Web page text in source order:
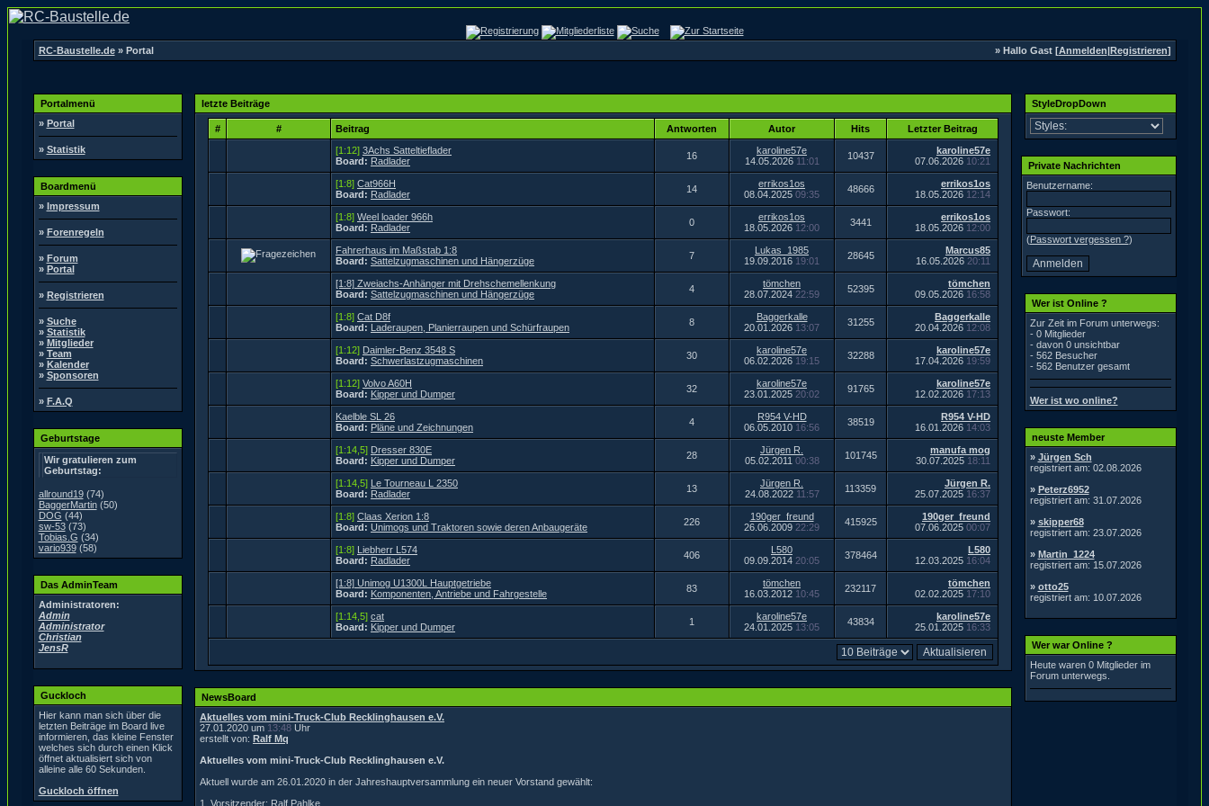
RC-Baustelle.de» Portal » Hallo Gast [Anmelden|Registrieren]
Portalmenü
» Portal
» Statistik
Boardmenü
» Impressum
» Forenregeln
» Forum
» Portal
» Registrieren
» Suche
» Statistik
» Mitglieder
» Team
» Kalender
» Sponsoren
» F.A.Q
Geburtstage
Wir gratulieren zum
Geburtstag:
allround19(74)
BaggerMartin(50)
DOG (44)
sw-53(73)
Tobias.G (34)
vario939(58)
Das AdminTeam
Administratoren:
Admin
Administrator
Christian
JensR
Guckloch
Hier kann man sich über die
letzten Beiträge im Board live
informieren, das kleine Fenster
welches sich durch einen Klick
öffnet aktualisiert sich von
alleine alle 60 Sekunden.
Guckloch öffnen
letzte Beiträge
# # Beitrag Antworten Autor Hits
Letzter Beitrag
[1:12] 3Achs Satteltieflader
Board: Radlader 16
karoline57e
14.05.2026 11:01 10437
karoline57e
07.06.2026 10:21
[1:8] Cat966H
Board: Radlader 14
errikos1os
08.04.2025 09:35 48666
errikos1os
18.05.2026 12:14
[1:8] Weel loader 966h
Board: Radlader 0
errikos1os
18.05.2026 12:00 3441
errikos1os
18.05.2026 12:00
Fahrerhaus im Maßstab 1:8
Board: Sattelzugmaschinen und Hängerzüge 7
Lukas_1985
19.09.2016 19:01 28645
Marcus85
16.05.2026 20:11
[1:8] Zweiachs-Anhänger mit Drehschemellenkung
Board: Sattelzugmaschinen und Hängerzüge 4
tömchen
28.07.2024 22:59 52395
tömchen
09.05.2026 16:58
[1:8] Cat D8f
Board: Laderaupen, Planierraupen und Schürfraupen 8
Baggerkalle
20.01.2026 13:07 31255
Baggerkalle
20.04.2026 12:08
[1:12] Daimler-Benz 3548 S
Board: Schwerlastzugmaschinen 30
karoline57e
06.02.2026 19:15 32288
karoline57e
17.04.2026 19:59
[1:12] Volvo A60H
Board: Kipper und Dumper 32
karoline57e
23.01.2025 20:02 91765
karoline57e
12.02.2026 17:13
Kaelble SL 26
Board: Pläne und Zeichnungen 4
R954 V-HD
06.05.2010 16:56 38519
R954 V-HD
16.01.2026 14:03
[1:14,5] Dresser 830E
Board: Kipper und Dumper 28
Jürgen R.
05.02.2011 00:38 101745
manufa mog
30.07.2025 18:11
[1:14,5] Le Tourneau L 2350
Board: Radlader 13
Jürgen R.
24.08.2022 11:57 113359
Jürgen R.
25.07.2025 16:37
[1:8] Claas Xerion 1:8
Board: Unimogs und Traktoren sowie deren Anbaugeräte 226
190ger_freund
26.06.2009 22:29 415925
190ger_freund
07.06.2025 00:07
[1:8] Liebherr L574
Board: Radlader 406
L580
09.09.2014 20:05 378464
L580
12.03.2025 16:04
[1:8] Unimog U1300L Hauptgetriebe
Board: Komponenten, Antriebe und Fahrgestelle 83
tömchen
16.03.2012 10:45 232117
tömchen
02.02.2025 17:10
[1:14,5] cat
Board: Kipper und Dumper 1
karoline57e
24.01.2025 13:05 43834
karoline57e
25.01.2025 16:33
NewsBoard
Aktuelles vom mini-Truck-Club Recklinghausen e.V.
27.01.2020 um 13:48 Uhr
erstellt von: Ralf Mq
Aktuelles vom mini-Truck-Club Recklinghausen e.V.
Aktuell wurde am 26.01.2020 in der Jahreshauptversammlung ein neuer Vorstand gewählt:
1. Vorsitzender: Ralf Pahlke
StyleDropDown
Private Nachrichten
Benutzername:
Passwort:
(Passwort vergessen ?)
Wer ist Online ?
Zur Zeit im Forum unterwegs:
- 0 Mitglieder
- davon 0 unsichtbar
- 562 Besucher
- 562 Benutzer gesamt
Wer ist wo online?
neuste Member
» Jürgen Sch
registriert am: 02.08.2026
» Peterz6952
registriert am: 31.07.2026
» skipper68
registriert am: 23.07.2026
» Martin_1224
registriert am: 15.07.2026
» otto25
registriert am: 10.07.2026
Wer war Online ?
Heute waren 0 Mitglieder im
Forum unterwegs.